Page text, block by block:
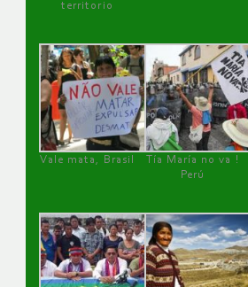
territorio
Vale mata, Brasil
Tía María no va !
Perú